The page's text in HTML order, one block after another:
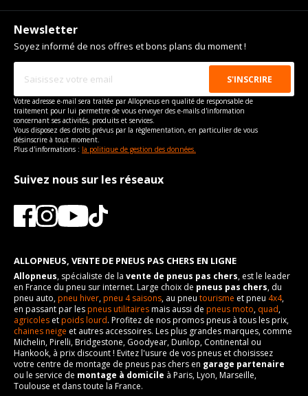
de véhicule
VISSERIE TOYOTA HIACE / COMMUTER V DEPUIS 08-2004
Taille de la tête de boulon
21
Force de rotation du
boulon
110
Pour la visserie, afin de garantir une parfaite compatibilité, nous
vous conseillons de contacter directement le constructeur.
Newsletter
Soyez informé de nos offres et bons plans du moment !
Votre adresse e-mail sera traitée par Allopneus en qualité de responsable de
traitement pour lui permettre de vous envoyer des e-mails d'information
concernant ses activités, produits et services.
Vous disposez des droits prévus par la règlementation, en particulier de vous
désinscrire à tout moment.
Plus d'informations : la politique de gestion des données.
Suivez nous sur les réseaux
ALLOPNEUS, VENTE DE PNEUS PAS CHERS EN LIGNE
Allopneus, spécialiste de la vente de pneus pas chers, est le leader
en France du pneu sur internet. Large choix de pneus pas chers, du
pneu auto,pneu hiver,pneu 4 saisons, au pneu tourisme et pneu 4x4,
en passant par lespneus utilitairesmais aussi de pneus moto, quad,
agricoles etpoids lourd. Profitez de nos promos pneus à tous les prix,
chaines neige et autres accessoires. Les plus grandes marques, comme
Michelin, Pirelli, Bridgestone, Goodyear, Dunlop, Continental ou
Hankook, à prix discount ! Evitez l'usure de vos pneus et choisissez
votre centre de montage de pneus pas chers en garage partenaire
ou le service de montage à domicile à Paris, Lyon, Marseille,
Toulouse et dans toute la France.